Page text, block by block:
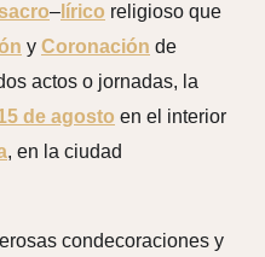
– lírico religioso que
y Coronación de
actos o jornadas, la
de agosto en el interior
, en la ciudad
condecoraciones y